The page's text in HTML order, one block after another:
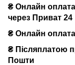
₴ Онлайн
через Приват 24
₴ Онлайн
₴ Післяплатою
Пошти